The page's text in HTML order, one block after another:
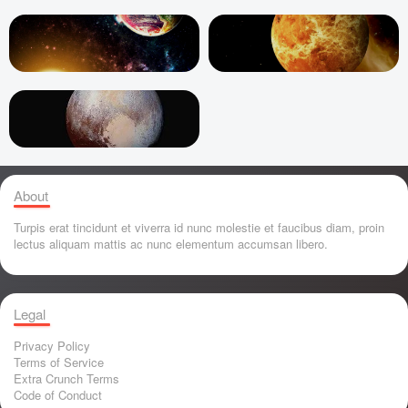
About
Turpis erat tincidunt et viverra id nunc molestie et faucibus diam, proin
lectus aliquam mattis ac nunc elementum accumsan libero.
Legal
Privacy Policy
Terms of Service
Extra Crunch Terms
Code of Conduct